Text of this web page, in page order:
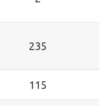
235
115